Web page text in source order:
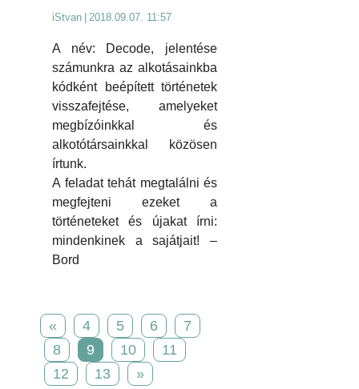
iStvan 2018.09.07. 11:57
A név: Decode, jelentése
számunkra az alkotásainkba
kódként beépített történetek
visszafejtése, amelyeket
megbízóinkkal és
alkotótársainkkal közösen
írtunk.
A feladat tehát megtalálni és
megfejteni ezeket a
történeteket és újakat írni:
mindenkinek a sajátjait! –
Bord
« 4 5 6
7
8
9 10
11
12
13 »